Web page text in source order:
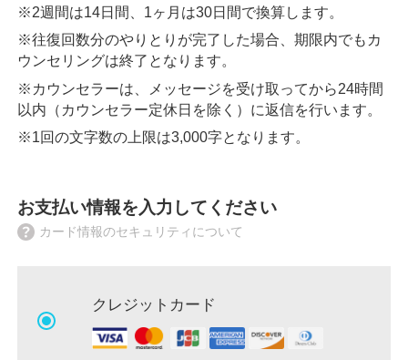
※2週間は14日間、1ヶ月は30日間で換算します。
※往復回数分のやりとりが完了した場合、期限内でもカ
ウンセリングは終了となります。
※カウンセラーは、メッセージを受け取ってから24時間
以内（カウンセラー定休日を除く）に返信を行います。
※1回の文字数の上限は3,000字となります。
お支払い情報を入力してください
カード情報のセキュリティについて
クレジットカード